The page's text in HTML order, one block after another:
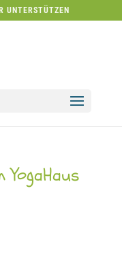
UNTERSTÜTZEN